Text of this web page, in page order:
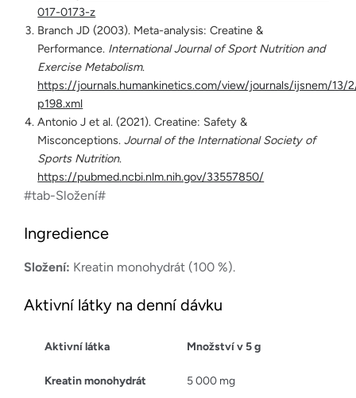
017-0173-z
Branch JD (2003). Meta-analysis: Creatine &
Performance. International Journal of Sport Nutrition and
Exercise Metabolism.
https://journals.humankinetics.com/view/journals/ijsnem/13/
p198.xml
Antonio J et al. (2021). Creatine: Safety &
Misconceptions.Journal of the International Society of
Sports Nutrition.
https://pubmed.ncbi.nlm.nih.gov/33557850/
#tab-Složení#
Ingredience
Složení: Kreatin monohydrát (100 %).
Aktivní látky na denní dávku
Aktivní látka Množství v 5 g
Kreatin monohydrát 5 000 mg